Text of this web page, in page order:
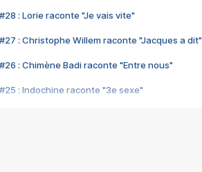
#28 : Lorie raconte "Je vais vite"
#27 : Christophe Willem raconte "Jacques a dit"
#26 : Chimène Badi raconte "Entre nous"
#25 : Indochine raconte "3e sexe"